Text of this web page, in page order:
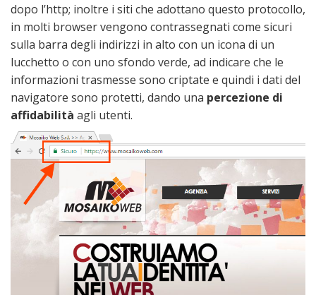
dopo l’http; inoltre i siti che adottano questo protocollo,
in molti browser vengono contrassegnati come sicuri
sulla barra degli indirizzi in alto con un icona di un
lucchetto o con uno sfondo verde, ad indicare che le
informazioni trasmesse sono criptate e quindi i dati del
navigatore sono protetti, dando una percezione di
affidabilità agli utenti.